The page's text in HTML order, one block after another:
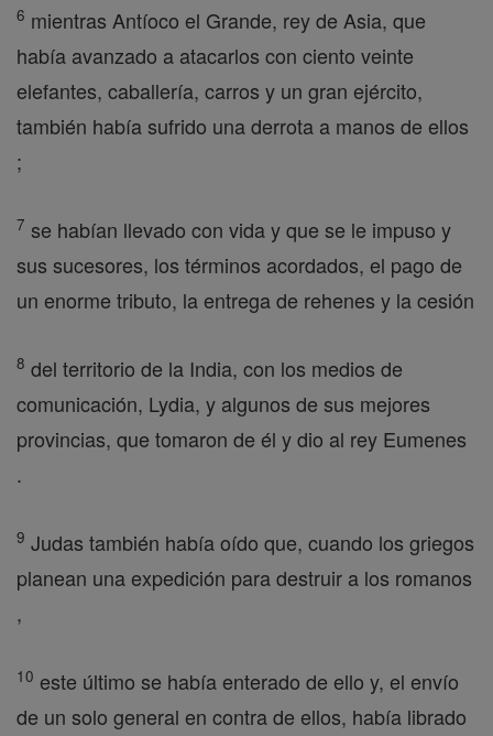
6 mientras Antíoco el Grande, rey de Asia, que
había avanzado a atacarlos con ciento veinte
elefantes, caballería, carros y un gran ejército,
también había sufrido una derrota a manos de ellos
;
7 se habían llevado con vida y que se le impuso y
sus sucesores, los términos acordados, el pago de
un enorme tributo, la entrega de rehenes y la cesión
8 del territorio de la India, con los medios de
comunicación, Lydia, y algunos de sus mejores
provincias, que tomaron de él y dio al rey Eumenes
.
9 Judas también había oído que, cuando los griegos
planean una expedición para destruir a los romanos
,
10 este último se había enterado de ello y, el envío
de un solo general en contra de ellos, había librado